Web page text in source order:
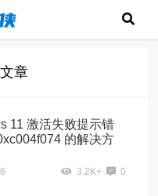
章
11 激活失败提示错
的解决方
3.2K+ 0